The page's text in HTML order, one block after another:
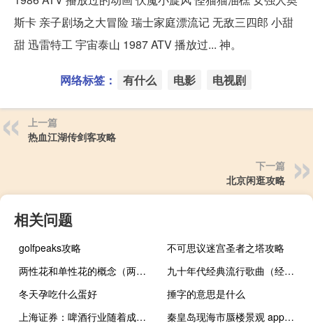
斯卡 亲子剧场之大冒险 瑞士家庭漂流记 无敌三四郎 小甜
甜 迅雷特工 宇宙泰山 1987 ATV 播放过... 神。
网络标签： 有什么 电影 电视剧
上一篇
热血江湖传剑客攻略
下一篇
北京闲逛攻略
相关问题
golfpeaks攻略
不可思议迷宫圣者之塔攻略
两性花和单性花的概念（两性花）
九十年代经典流行歌曲（经典流行歌曲）
冬天孕吃什么蛋好
捶字的意思是什么
上海证券：啤酒行业随着成本端压力放缓 营收利润双增可期
秦皇岛现海市蜃楼景观 app（秦皇岛现海市蜃楼景观）